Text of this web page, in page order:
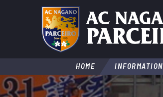
HOME INFORMATION